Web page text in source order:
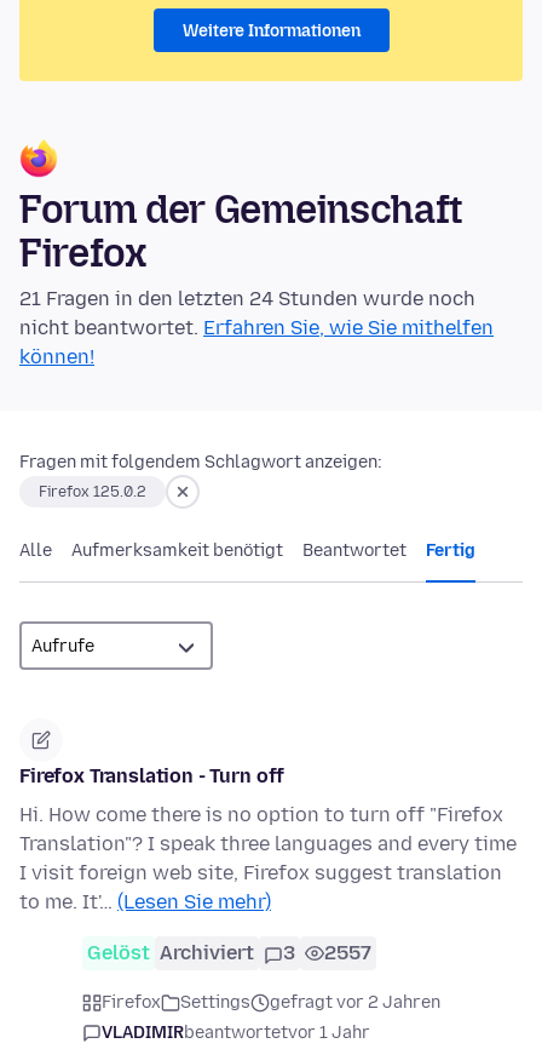
Weitere Informationen
Forum der Gemeinschaft
Firefox
21 Fragen in den letzten 24 Stunden wurde noch
nicht beantwortet. Erfahren Sie, wie Sie mithelfen
können!
Fragen mit folgendem Schlagwort anzeigen:
Firefox 125.0.2
Alle Aufmerksamkeit benötigt Beantwortet Fertig
Firefox Translation - Turn off
Hi. How come there is no option to turn off "Firefox
Translation"? I speak three languages and every time
I visit foreign web site, Firefox suggest translation
to me. It'… (Lesen Sie mehr)
Gelöst Archiviert 3 2557
Firefox Settings
gefragt vor 2 Jahren
VLADIMIRbeantwortetvor 1 Jahr